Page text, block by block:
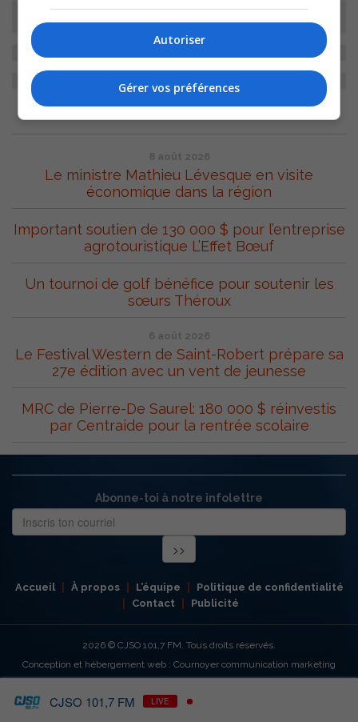
8 août 2026
Le ministre Mathieu Lévesque en visite
économique dans la région
Important soutien de 130 000 $ pour l’entreprise
agrotouristique L’Effet Bœuf
Un tournoi de golf bénéfice pour soutenir les
sœurs Théroux
6 août 2026
Le Festival Western de Saint-Robert prépare sa
27e édition avec un vent de jeunesse
MRC de Pierre-De Saurel: 180 000 $ réinvestis
par Centraide pour la rentrée scolaire
Abonne-toi à notre infolettre
Accueil À propos L’équipe
Politique de confidentialité
Contact
Publicité
2026 © CJSO 101,7 FM. Tous droits réservés.
Conception et hébergement web : Cournoyer communication marketing
CJSO 101,7 FM LIVE
Autoriser
Gérer vos préférences